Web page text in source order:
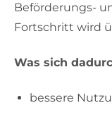
Beförderungs-
Fortschritt wird
Was sich
bessere